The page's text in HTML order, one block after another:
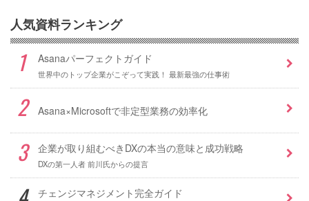
人気資料ランキング
Asanaパーフェクトガイド
世界中のトップ企業がこぞって実践！ 最新最強の仕事術
Asana×Microsoftで非定型業務の効率化
企業が取り組むべきDXの本当の意味と成功戦略
DXの第一人者 前川氏からの提言
チェンジマネジメント完全ガイド